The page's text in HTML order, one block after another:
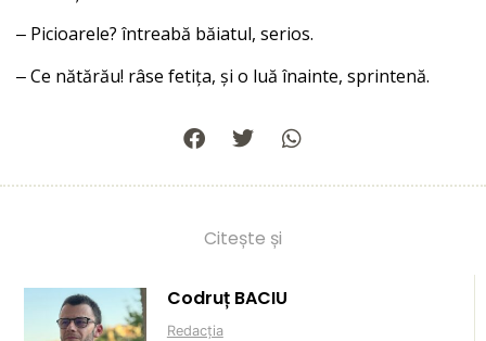
‒ Picioarele? întreabă băiatul, serios.
‒ Ce nătărău! râse fetița, și o luă înainte, sprintenă.
Citește și
Codruț BACIU
Redacția